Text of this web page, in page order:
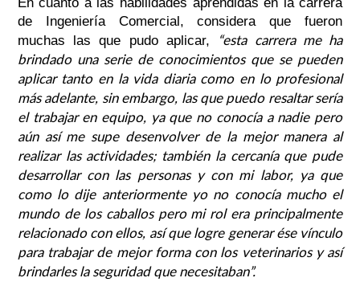
En cuanto a las habilidades aprendidas en la carrera
de Ingeniería Comercial, considera que fueron
muchas las que pudo aplicar,
“esta carrera me ha
brindado una serie de conocimientos que se pueden
aplicar tanto en la vida diaria como en lo profesional
más adelante, sin embargo, las que puedo resaltar sería
el trabajar en equipo, ya que no conocía a nadie pero
aún así me supe desenvolver de la mejor manera al
realizar las actividades; también la cercanía que pude
desarrollar con las personas y con mi labor, ya que
como lo dije anteriormente yo no conocía mucho el
mundo de los caballos pero mi rol era principalmente
relacionado con ellos, así que logre generar ése vínculo
para trabajar de mejor forma con los veterinarios y así
brindarles la seguridad que necesitaban”.